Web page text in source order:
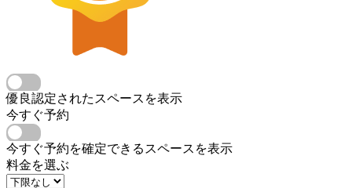
優良認定されたスペースを表示
今すぐ予約
今すぐ予約を確定できるスペースを表示
料金を選ぶ